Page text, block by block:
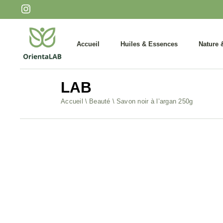
Accueil Huiles & Essences
Huiles végétales
Soins ciblés
Nature
Huiles essentielles
Infusions
LAB
Accueil Beauté Savon noir à l’argan 250g